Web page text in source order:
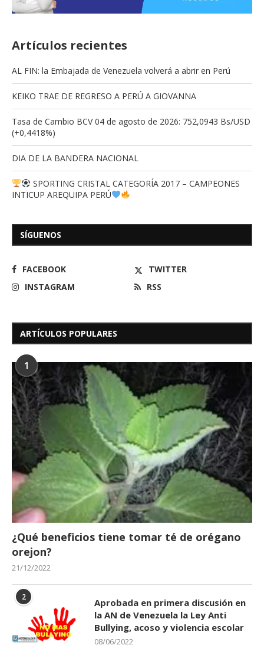
Artículos recientes
AL FIN: la Embajada de Venezuela volverá a abrir en Perú
KEIKO TRAE DE REGRESO A PERÚ A GIOVANNA
Tasa de Cambio BCV 04 de agosto de 2026: 752,0943 Bs/USD
(+0,4418%)
DIA DE LA BANDERA NACIONAL
SPORTING CRISTAL CATEGORÍA 2017 – CAMPEONES
INTICUP AREQUIPA PERÚ
SÍGUENOS
FACEBOOK
TWITTER
INSTAGRAM
RSS
ARTÍCULOS POPULARES
1
¿Qué beneficios tiene tomar té de orégano
orejon?
21/12/2022
2
Aprobada en primera discusión en
la AN de Venezuela la Ley Anti
Bullying, acoso y violencia escolar
08/06/2022